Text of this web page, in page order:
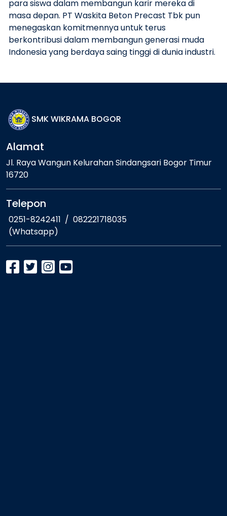
para siswa dalam membangun karir mereka di
masa depan. PT Waskita Beton Precast Tbk pun
menegaskan komitmennya untuk terus
berkontribusi dalam membangun generasi muda
Indonesia yang berdaya saing tinggi di dunia industri.
SMK WIKRAMA BOGOR
Alamat
Jl. Raya Wangun Kelurahan Sindangsari Bogor Timur
16720
Telepon
0251-8242411 / 082221718035
(Whatsapp)